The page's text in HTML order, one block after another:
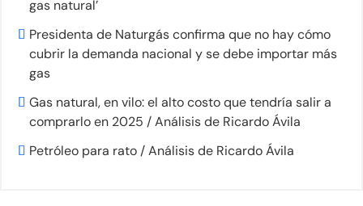
gas natural’
Presidenta de Naturgás confirma que no hay cómo
cubrir la demanda nacional y se debe importar más
gas
Gas natural, en vilo: el alto costo que tendría salir a
comprarlo en 2025 / Análisis de Ricardo Ávila
Petróleo para rato / Análisis de Ricardo Ávila